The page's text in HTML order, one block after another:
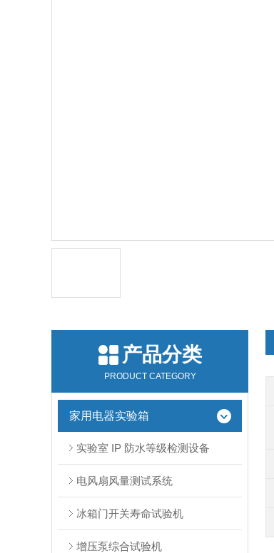
产品分类
PRODUCT CATEGORY
家用电器实验箱
实验室 IP 防水等级检测设备
电风扇风量测试系统
冰箱门开关寿命试验机
增压泵综合试验机